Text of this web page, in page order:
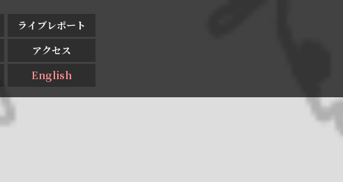
ライブレポート
アクセス
English